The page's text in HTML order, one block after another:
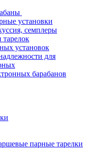
установки
семплеры
установок
для
барабанов
парные тарелки